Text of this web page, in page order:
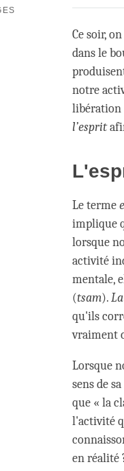
Ce soir,
dans le
notre
libération
l’esprit
Le terme
implique
lorsque
activité
mentale,
(tsam).
qu'ils
vraiment
Lorsque
sens de
que « la
l'activité
en réalité